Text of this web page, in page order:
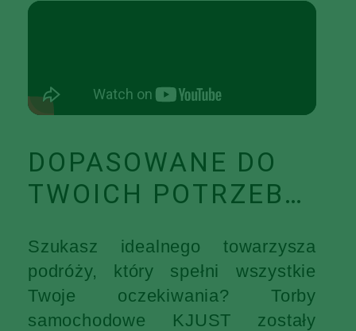
DOPASOWANE DO
TWOICH POTRZEB…
Szukasz idealnego towarzysza
podróży, który spełni wszystkie
Twoje oczekiwania? Torby
samochodowe KJUST zostały